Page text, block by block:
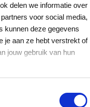
delen we informatie over
voor social media,
kunnen deze gegevens
je aan ze hebt verstrekt of
jouw gebruik van hun